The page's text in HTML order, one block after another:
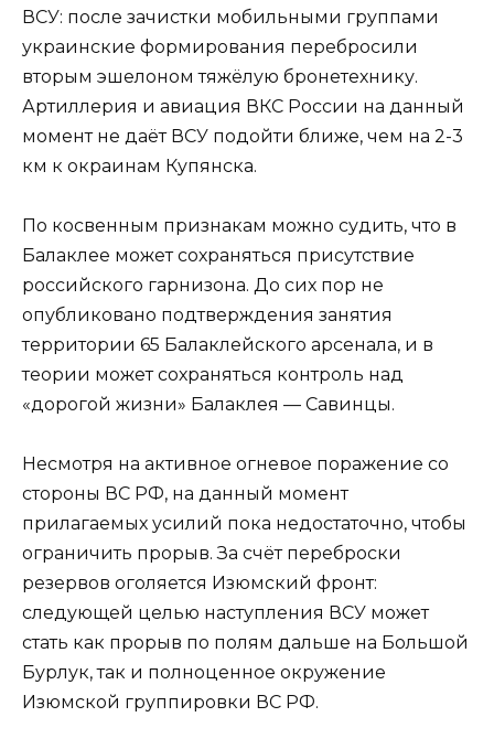
ВСУ: после зачистки мобильными группами
украинские формирования перебросили
вторым эшелоном тяжёлую бронетехнику.
Артиллерия и авиация ВКС России на данный
момент не даёт ВСУ подойти ближе, чем на 2-3
км к окраинам Купянска.
По косвенным признакам можно судить, что в
Балаклее может сохраняться присутствие
российского гарнизона. До сих пор не
опубликовано подтверждения занятия
территории 65 Балаклейского арсенала, и в
теории может сохраняться контроль над
«дорогой жизни» Балаклея — Савинцы.
Несмотря на активное огневое поражение со
стороны ВС РФ, на данный момент
прилагаемых усилий пока недостаточно, чтобы
ограничить прорыв. За счёт переброски
резервов оголяется Изюмский фронт:
следующей целью наступления ВСУ может
стать как прорыв по полям дальше на Большой
Бурлук, так и полноценное окружение
Изюмской группировки ВС РФ.